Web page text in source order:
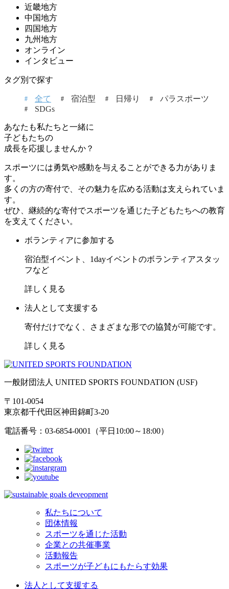
近畿地方
中国地方
四国地方
九州地方
オンライン
インタビュー
タグ別で探す
全て 宿泊型 日帰り
パラスポーツ
SDGs
あなたも私たちと一緒に
子どもたちの
成長を応援しませんか？
スポーツには勇気や感動を与えることができる力がありま
す。
多くの方の寄付で、その魅力を広める活動は支えられていま
す。
ぜひ、継続的な寄付でスポーツを通じた子どもたちへの教育
を支えてください。
ボランティアに参加する
宿泊型イベント、1dayイベントのボランティアスタッ
フなど
詳しく見る
法人として支援する
寄付だけでなく、さまざまな形での協賛が可能です。
詳しく見る
一般財団法人 UNITED SPORTS FOUNDATION (USF)
〒101-0054
東京都千代田区神田錦町3-20
電話番号：03-6854-0001（平日10:00～18:00）
私たちについて
団体情報
スポーツを通じた活動
企業との共催事業
活動報告
スポーツが子どもにもたらす効果
法人として支援する